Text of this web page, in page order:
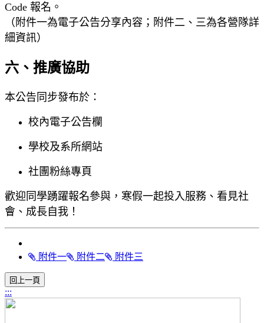
Code 報名。
（附件一為電子公告分享內容；附件二、三為各營隊詳
細資訊）
六、推廣協助
本公告同步發布於：
校內電子公告欄
學校及系所網站
社團粉絲專頁
歡迎同學踴躍報名參與，寒假一起投入服務、看見社
會、成長自我！
附件一 附件二 附件三
:::